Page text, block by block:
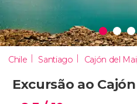
Chile Santiago Cajón del
Excursão ao